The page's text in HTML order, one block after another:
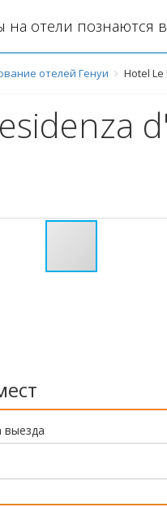
на отели познаются
отелей Генуи Hotel
выезда